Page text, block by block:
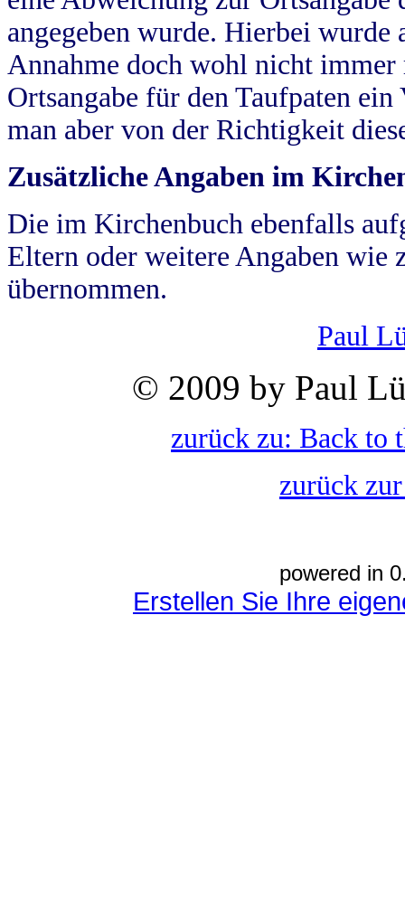
angegeben wurde. Hierbei wurde
Annahme doch wohl nicht
Ortsangabe für den Taufpaten
man aber von der Richtigkeit
Zusätzliche Angaben im
Die im Kirchenbuch ebenfalls
Eltern oder weitere Angaben wie
übernommen.
Paul
© 2009 by Paul
zurück zu: Back to
zurück
powered in
Erstellen Sie Ihre